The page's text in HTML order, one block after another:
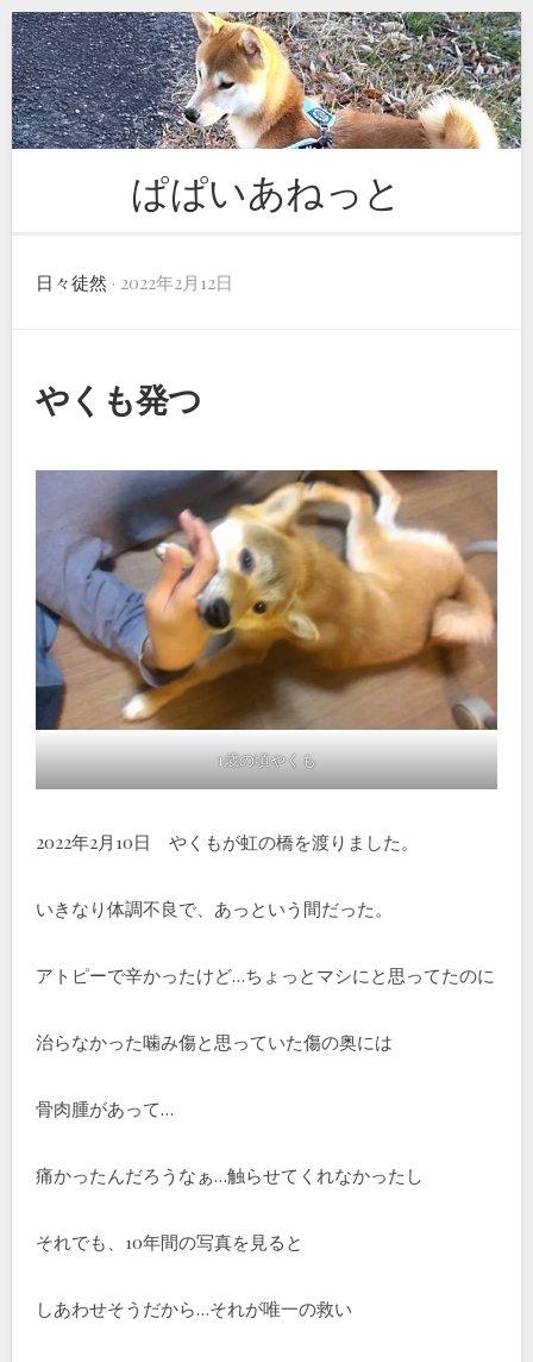
Skip
to
content
ぱぱいあねっと
日々徒然 · 2022年2月12日
やくも発つ
1歳の頃やくも
2022年2月10日 やくもが虹の橋を渡りました。
いきなり体調不良で、あっという間だった。
アトピーで辛かったけど…ちょっとマシにと思ってたのに
治らなかった噛み傷と思っていた傷の奥には
骨肉腫があって…
痛かったんだろうなぁ…触らせてくれなかったし
それでも、10年間の写真を見ると
しあわせそうだから…それが唯一の救い